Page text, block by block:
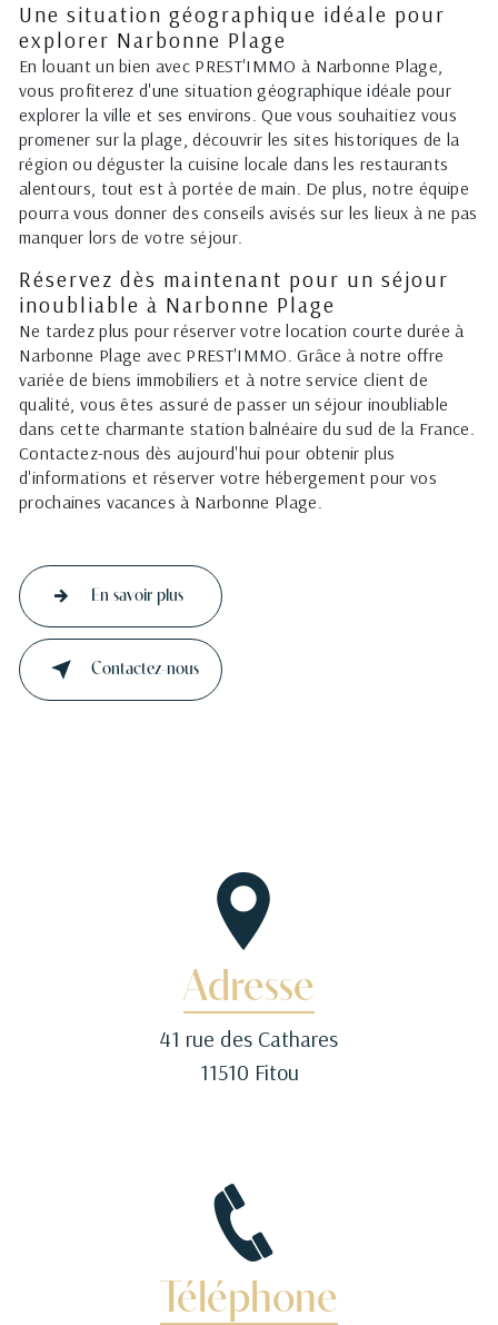
Une situation géographique idéale pour
explorer Narbonne Plage
En louant un bien avec PREST'IMMO à Narbonne Plage,
vous profiterez d'une situation géographique idéale pour
explorer la ville et ses environs. Que vous souhaitiez vous
promener sur la plage, découvrir les sites historiques de la
région ou déguster la cuisine locale dans les restaurants
alentours, tout est à portée de main. De plus, notre équipe
pourra vous donner des conseils avisés sur les lieux à ne pas
manquer lors de votre séjour.
Réservez dès maintenant pour un séjour
inoubliable à Narbonne Plage
Ne tardez plus pour réserver votre location courte durée à
Narbonne Plage avec PREST'IMMO. Grâce à notre offre
variée de biens immobiliers et à notre service client de
qualité, vous êtes assuré de passer un séjour inoubliable
dans cette charmante station balnéaire du sud de la France.
Contactez-nous dès aujourd'hui pour obtenir plus
d'informations et réserver votre hébergement pour vos
prochaines vacances à Narbonne Plage.
En savoir plus
Contactez-nous
Adresse
41 rue des Cathares
11510 Fitou
Téléphone